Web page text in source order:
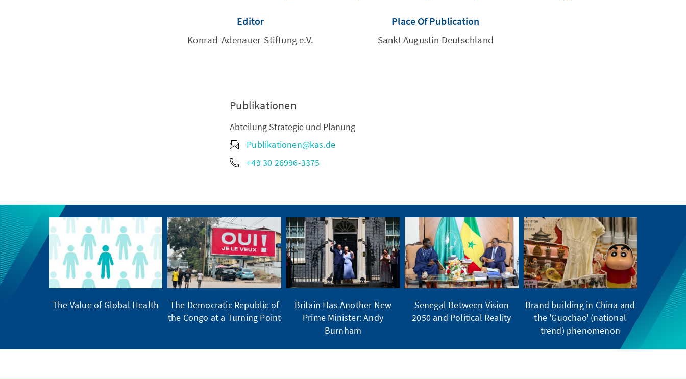
Editor
Konrad-Adenauer-Stiftung e.V.
Place Of Publication
Sankt Augustin Deutschland
Publikationen
Abteilung Strategie und Planung
Publikationen@kas.de
+49 30 26996-3375
The Value of Global Health
The Democratic Republic of
the Congo at a Turning Point
Britain Has Another New
Prime Minister: Andy
Burnham
Senegal Between Vision
2050 and Political Reality
Brand building in China and
the 'Guochao' (national
trend) phenomenon